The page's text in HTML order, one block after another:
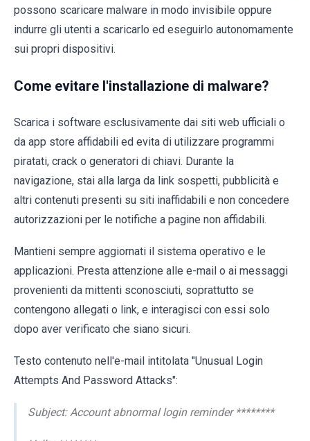
possono scaricare malware in modo invisibile oppure
indurre gli utenti a scaricarlo ed eseguirlo autonomamente
sui propri dispositivi.
Come evitare l'installazione di malware?
Scarica i software esclusivamente dai siti web ufficiali o
da app store affidabili ed evita di utilizzare programmi
piratati, crack o generatori di chiavi. Durante la
navigazione, stai alla larga da link sospetti, pubblicità e
altri contenuti presenti su siti inaffidabili e non concedere
autorizzazioni per le notifiche a pagine non affidabili.
Mantieni sempre aggiornati il sistema operativo e le
applicazioni. Presta attenzione alle e-mail o ai messaggi
provenienti da mittenti sconosciuti, soprattutto se
contengono allegati o link, e interagisci con essi solo
dopo aver verificato che siano sicuri.
Testo contenuto nell'e-mail intitolata "Unusual Login
Attempts And Password Attacks":
Subject: Account abnormal login reminder ********